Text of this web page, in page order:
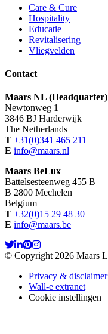
Care & Cure
Hospitality
Educatie
Revitalisering
Vliegvelden
Contact
Maars NL (Headquarter)
Newtonweg 1
3846 BJ Harderwijk
The Netherlands
T +31(0)341 465 211
E info@maars.nl
Maars BeLux
Battelsesteenweg 455 B
B 2800 Mechelen
Belgium
T +32(0)15 29 48 30
E info@maars.be
© Copyright 2026 Maars
Privacy & disclaimer
Wall-e extranet
Cookie instellingen